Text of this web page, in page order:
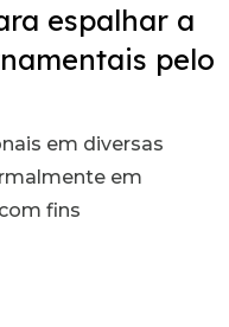
espalhar a
pelo
em diversas
em
fins